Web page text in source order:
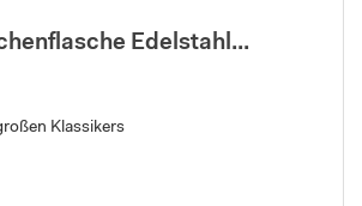
Edelstahl...
Klassikers